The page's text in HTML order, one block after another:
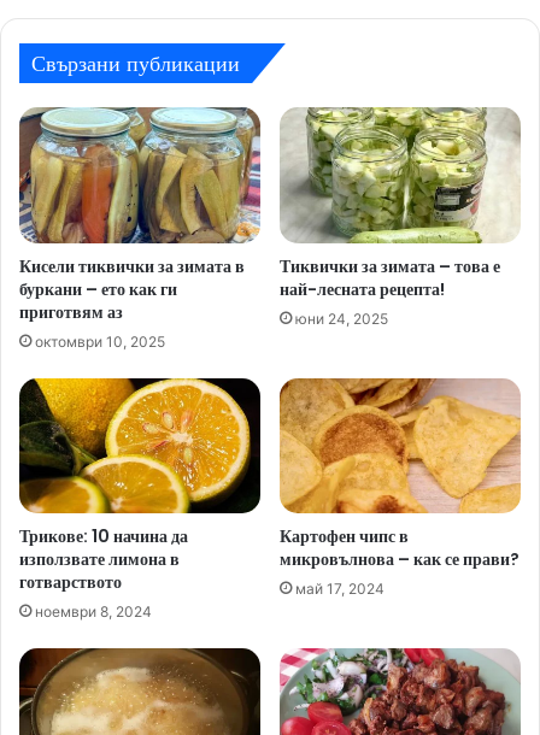
Свързани публикации
Кисели тиквички за зимата в
буркани – ето как ги
приготвям аз
октомври 10, 2025
Тиквички за зимата – това е
най-лесната рецепта!
юни 24, 2025
Трикове: 10 начина да
използвате лимона в
готварството
ноември 8, 2024
Картофен чипс в
микровълнова – как се прави?
май 17, 2024